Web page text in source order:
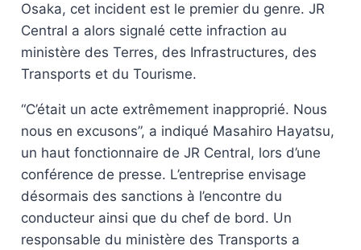
Osaka, cet incident est le premier du genre. JR
Central a alors signalé cette infraction au
ministère des Terres, des Infrastructures, des
Transports et du Tourisme.
“C’était un acte extrêmement inapproprié. Nous
nous en excusons”, a indiqué Masahiro Hayatsu,
un haut fonctionnaire de JR Central, lors d’une
conférence de presse. L’entreprise envisage
désormais des sanctions à l’encontre du
conducteur ainsi que du chef de bord. Un
responsable du ministère des Transports a